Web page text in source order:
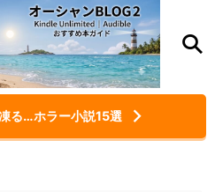
る…ホラー小説15選